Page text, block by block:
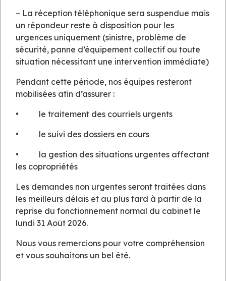
TREPIER VENTURINI IMMOBILIER
06190 ROQUEBRUNE CAP MARTIN
Tél. : 04.92.15.15.23
TREPIER VENTURINI IMMOBILIER NICE
10, rue Delille
06000 NICE
Tél. : 04.97.20.20.90
Mail:nice@tv-immo.fr
TREPIER VENTURINI IMMOBILIER CANNES
40, rue de Mimont
06400 CANNES
– La réception téléphonique sera suspendue mais
un répondeur reste à disposition pour les
urgences uniquement (sinistre, problème de
sécurité, panne d’équipement collectif ou toute
situation nécessitant une intervention immédiate)
Pendant cette période, nos équipes resteront
mobilisées afin d’assurer :
• le traitement des courriels urgents
• le suivi des dossiers en cours
• la gestion des situations urgentes affectant
les copropriétés
Les demandes non urgentes seront traitées dans
les meilleurs délais et au plus tard à partir de la
reprise du fonctionnement normal du cabinet le
lundi 31 Août 2026.
Nous vous remercions pour votre compréhension
et vous souhaitons un bel été.